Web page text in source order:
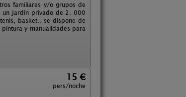
familiares y/o grupos de
un jardín privado de 2. 000
basket.. se dispone de
y manualidades para
15 €
pers/noche